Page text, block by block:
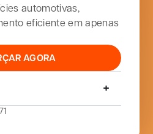
automotivas,
eficiente em apenas
AGORA